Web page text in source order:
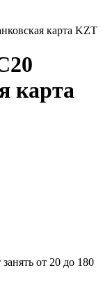
карта KZT
карта
от 20 до 180